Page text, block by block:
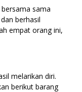
sama
berhasil
empat orang ini,
melarikan diri.
berikut barang